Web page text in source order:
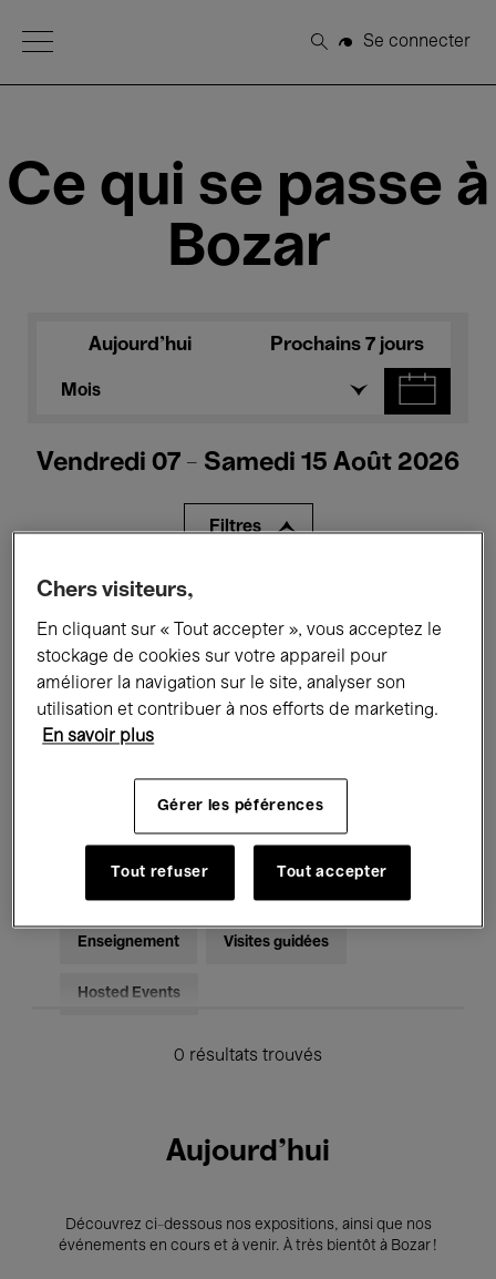
Open Menu
Rechercher
Se connecter
Ce qui se passe à
Bozar
Aujourd'hui Prochains 7 jours
Mois
Vendredi 07 - Samedi 15 Août 2026
Filtres
Tous les événements
Expositions Films Performances
Rencontres & Débats Jazz
Musique électronique
Enseignement Visites guidées
Hosted Events
0 résultats trouvés
Aujourd'hui
Découvrez ci-dessous nos expositions, ainsi que nos
événements en cours et à venir. À très bientôt à Bozar !
Chers visiteurs,
En cliquant sur « Tout accepter », vous acceptez le
stockage de cookies sur votre appareil pour
améliorer la navigation sur le site, analyser son
utilisation et contribuer à nos efforts de marketing.
En savoir plus
Gérer les péférences
Tout refuser Tout accepter